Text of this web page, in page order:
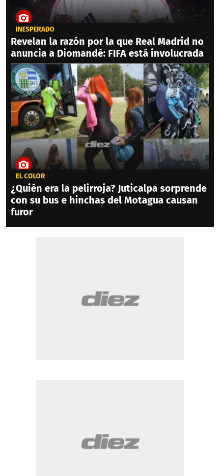
INESPERADO
Revelan la razón por la que Real Madrid no
anuncia a Diomandé: FIFA está involucrada
EL COLOR
¿Quién era la pelirroja? Juticalpa sorprende
con su bus e hinchas del Motagua causan
furor